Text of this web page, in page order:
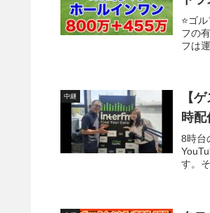
⭐️ゴ
フの
フは
中継
【
時配
8時台
す。